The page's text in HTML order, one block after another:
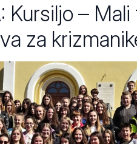
Kursiljo –
za